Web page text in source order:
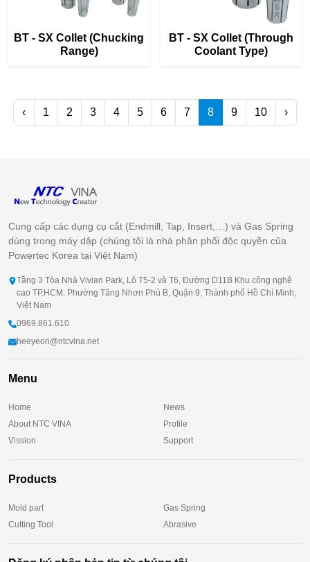
BT - SX Collet (Chucking
Range)
BT - SX Collet (Through
Coolant Type)
‹ 1 2 3 4 5 6 7 8 9 10 ›
Cung cấp các dụng cụ cắt (Endmill, Tap, Insert,…) và Gas Spring
dùng trong máy dập (chúng tôi là nhà phân phối độc quyền của
Powertec Korea tại Việt Nam)
Tầng 3 Tòa Nhà Vivian Park, Lô T5-2 và T6, Đường D11B Khu công nghệ
cao TP.HCM, Phường Tăng Nhơn Phú B, Quận 9, Thành phố Hồ Chí Minh,
Việt Nam
0969.861.610
heeyeon@ntcvina.net
Menu
Home
News
About NTC VINA
Profile
Vission
Support
Products
Mold part
Gas Spring
Cutting Tool
Abrasive